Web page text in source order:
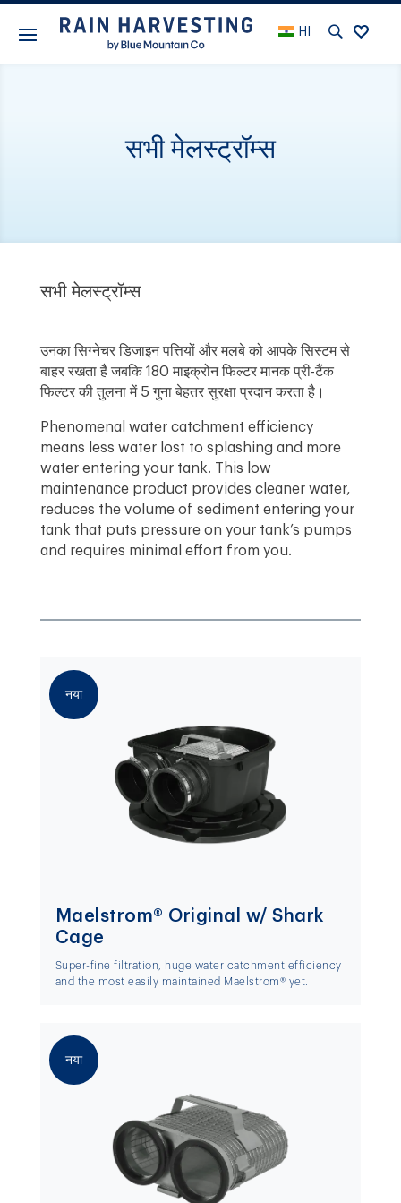
HI
सभी मेलस्ट्रॉम्स
सभी मेलस्ट्रॉम्स
उनका सिग्नेचर डिजाइन पत्तियों और मलबे को आपके सिस्टम से
बाहर रखता है जबकि 180 माइक्रोन फिल्टर मानक प्री-टैंक
फिल्टर की तुलना में 5 गुना बेहतर सुरक्षा प्रदान करता है।
Phenomenal water catchment efficiency
means less water lost to splashing and more
water entering your tank. This low
maintenance product provides cleaner water,
reduces the volume of sediment entering your
tank that puts pressure on your tank’s pumps
and requires minimal effort from you.
नया
Maelstrom® Original w/ Shark
Cage
Super-fine filtration, huge water catchment efficiency
and the most easily maintained Maelstrom® yet.
नया